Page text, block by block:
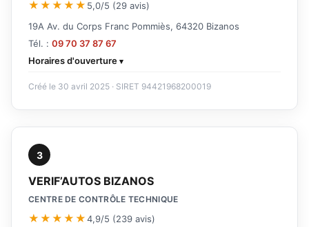
★★★★★ 5,0/5 (29 avis)
19A Av. du Corps Franc Pommiès, 64320 Bizanos
Tél. : 09 70 37 87 67
Horaires d'ouverture
Créé le 30 avril 2025 · SIRET 94421968200019
3
VERIF’AUTOS BIZANOS
CENTRE DE CONTRÔLE TECHNIQUE
★★★★★4,9/5 (239 avis)